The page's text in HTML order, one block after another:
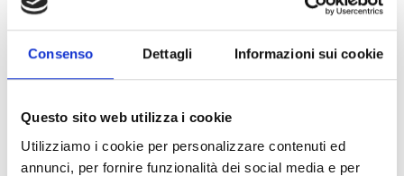
Consenso Dettagli Informazioni sui cookie
Questo sito web utilizza i cookie
Utilizziamo i cookie per personalizzare contenuti ed
annunci, per fornire funzionalità dei social media e per